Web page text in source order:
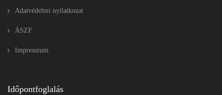
Adatvédelmi nyilatkozat
ÁSZF
Impresszum
Időpontfoglalás